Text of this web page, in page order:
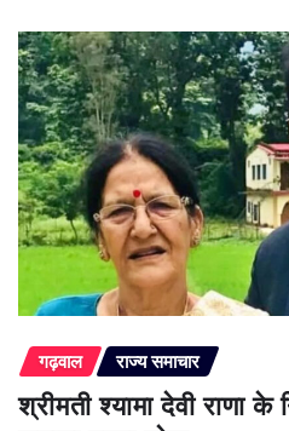
गढ़वाल राज्य समाचार
श्रीमती श्यामा देवी राणा